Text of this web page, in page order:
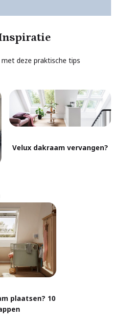
deze praktische tips
Velux dakraam vervangen?
plaatsen? 10